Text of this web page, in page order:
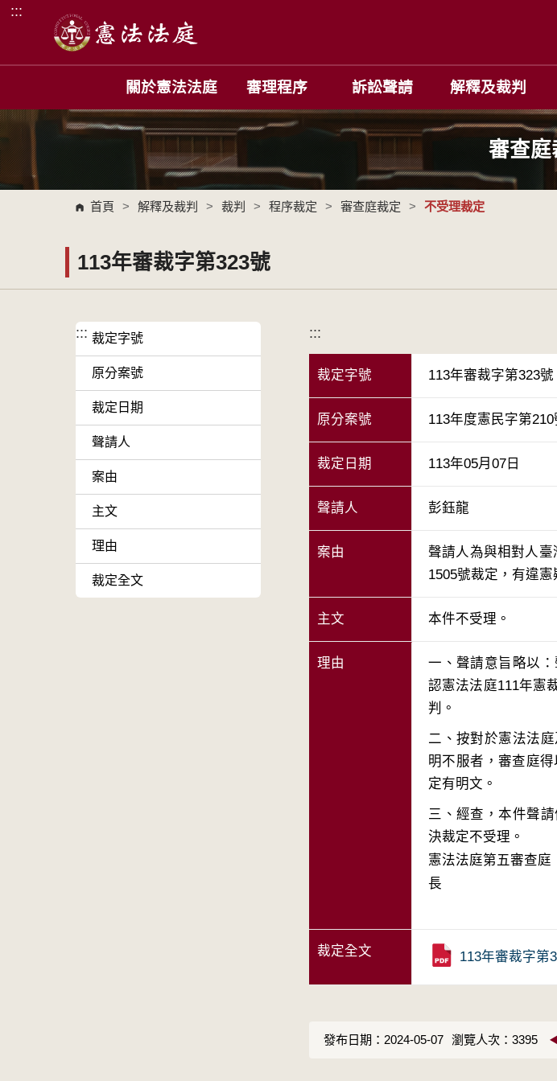
跳到主要內容區塊
:::
關於憲法法庭 審理程序 訴訟聲請 解釋及裁判
審查庭
首頁 > 解釋及裁判 > 裁判 > 程序裁定 > 審查庭裁定 > 不受理裁定
113年審裁字第323號
::: 裁定字號
原分案號
裁定日期
聲請人
案由
主文
理由
裁定全文
:::
裁定字號 113年審裁字第323號
原分案號 113年度憲民字第210
裁定日期 113年05月07日
聲請人 彭鈺龍
案由
聲請人為與相對人
1505號裁定，有違
主文 本件不受理。
理由
一、聲請意旨略以
認憲法法庭111年憲
二、按對於憲法法
明不服者，審查庭
三、經查，本件聲
決裁定不受理。
憲法法庭第五審查庭
長
裁定全文 113年審裁字第
發布日期：2024-05-07 瀏覽人次：3395